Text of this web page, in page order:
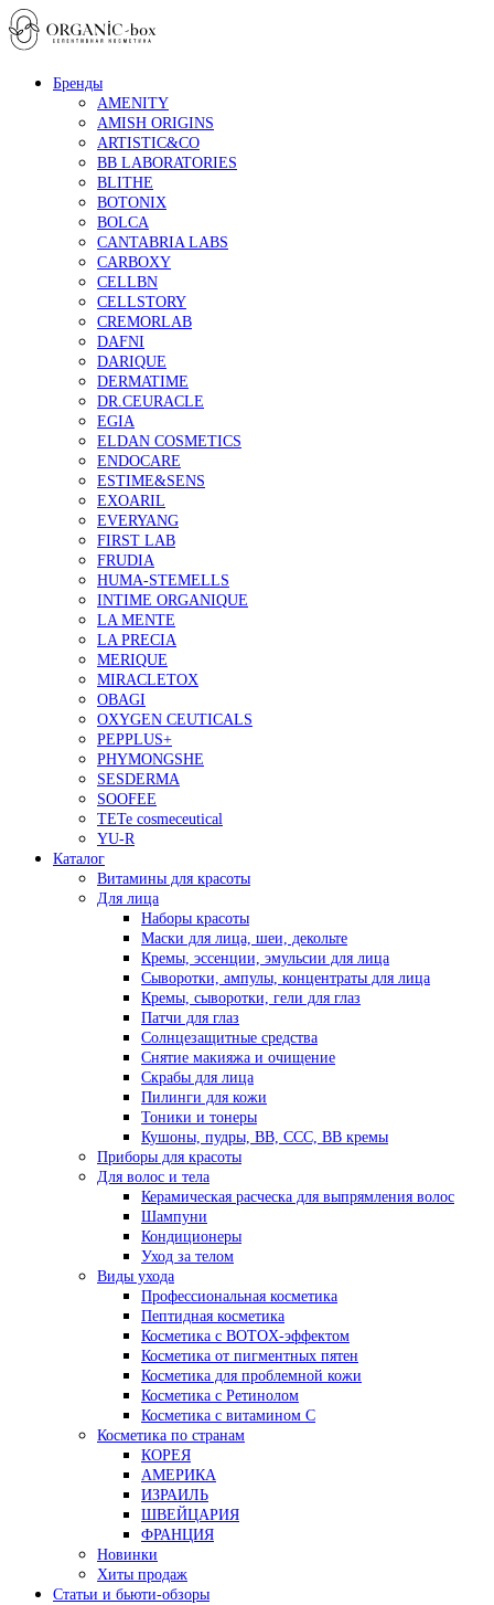
Бренды
AMENITY
AMISH ORIGINS
ARTISTIC&CO
BB LABORATORIES
BLITHE
BOTONIX
BOLCA
CANTABRIA LABS
CARBOXY
CELLBN
CELLSTORY
CREMORLAB
DAFNI
DARIQUE
DERMATIME
DR.CEURACLE
EGIA
ELDAN COSMETICS
ENDOCARE
ESTIME&SENS
EXOARIL
EVERYANG
FIRST LAB
FRUDIA
HUMA-STEMELLS
INTIME ORGANIQUE
LA MENTE
LA PRECIA
MERIQUE
MIRACLETOX
OBAGI
OXYGEN CEUTICALS
PEPPLUS+
PHYMONGSHE
SESDERMA
SOOFEE
TETe cosmeceutical
YU-R
Каталог
Витамины для красоты
Для лица
Наборы красоты
Маски для лица, шеи, декольте
Кремы, эссенции, эмульсии для лица
Сыворотки, ампулы, концентраты для лица
Кремы, сыворотки, гели для глаз
Патчи для глаз
Солнцезащитные средства
Снятие макияжа и очищение
Скрабы для лица
Пилинги для кожи
Тоники и тонеры
Кушоны, пудры, ВВ, ССС, ВВ кремы
Приборы для красоты
Для волос и тела
Керамическая расческа для выпрямления волос
Шампуни
Кондиционеры
Уход за телом
Виды ухода
Профессиональная косметика
Пептидная косметика
Косметика с BOTOX-эффектом
Косметика от пигментных пятен
Косметика для проблемной кожи
Косметика с Ретинолом
Косметика с витамином С
Косметика по странам
КОРЕЯ
АМЕРИКА
ИЗРАИЛЬ
ШВЕЙЦАРИЯ
ФРАНЦИЯ
Новинки
Хиты продаж
Статьи и бьюти-обзоры